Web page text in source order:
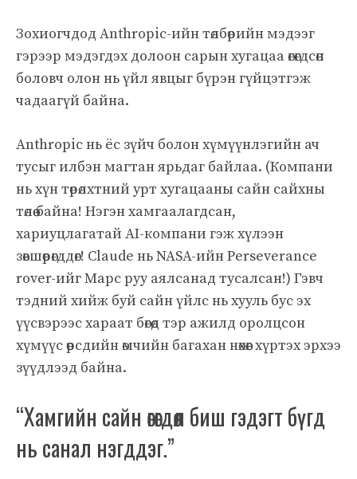
Зохиогчдод Anthropic-ийн төлбөрийн мэдээг
гэрээр мэдэгдэх долоон сарын хугацаа өгөгдсөн
боловч олон нь үйл явцыг бүрэн гүйцэтгэж
чадаагүй байна.
Anthropic нь ёс зүйч болон хүмүүнлэгийн ач
тусыг илбэн магтан ярьдаг байлаа. (Компани
нь хүн төрөлхтний урт хугацааны сайн сайхны
төлөө байна! Нэгэн хамгаалагдсан,
хариуцлагатай AI-компани гэж хүлээн
зөвшөөрөгддөг! Claude нь NASA-ийн Perseverance
rover-ийг Марс руу аялсанад тусалсан!) Гэвч
тэдний хийж буй сайн үйлс нь хууль бус эх
үүсвэрээс хараат бөгөөд тэр ажилд оролцсон
хүмүүс өөрсдийн өмчийн багахан нөхөөг хүртэх эрхээ
зүүдлээд байна.
“Хамгийн сайн өгөгдөл биш гэдэгт бүгд
нь санал нэгддэг.”